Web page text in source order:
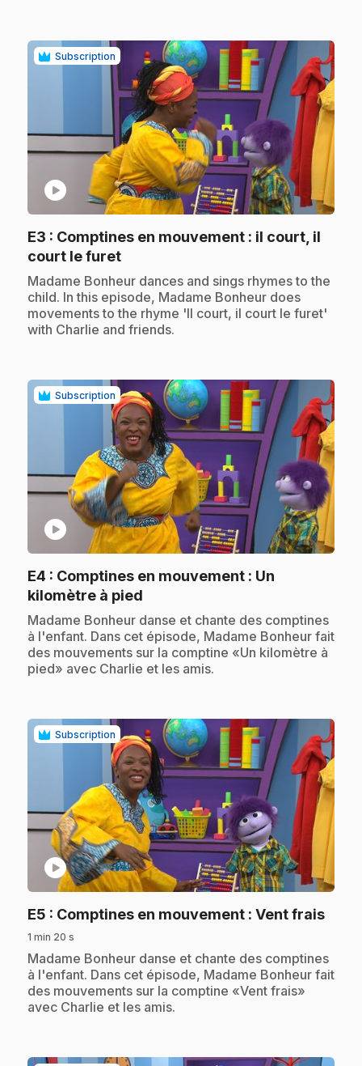
Subscription
play_circle
E3 : Comptines en mouvement : il court, il
court le furet.
.Madame Bonheur dances and sings rhymes to the
child. In this episode, Madame Bonheur does
movements to the rhyme 'Il court, il court le furet'
with Charlie and friends.
Subscription
play_circle
E4 : Comptines en mouvement : Un
kilomètre à pied
.Madame Bonheur danse et chante des comptines
à l'enfant. Dans cet épisode, Madame Bonheur fait
des mouvements sur la comptine «Un kilomètre à
pied» avec Charlie et les amis.
Subscription
play_circle
E5 : Comptines en mouvement : Vent frais.
1 min 20 s
.Madame Bonheur danse et chante des comptines
à l'enfant. Dans cet épisode, Madame Bonheur fait
des mouvements sur la comptine «Vent frais»
avec Charlie et les amis.